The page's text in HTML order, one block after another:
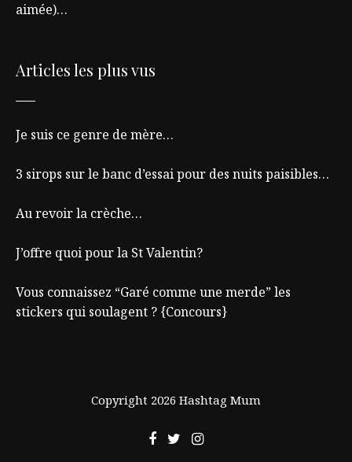
aimée)…
Articles les plus vus
Je suis ce genre de mère…
3 sirops sur le banc d’essai pour des nuits paisibles…
Au revoir la crèche…
J’offre quoi pour la St Valentin?
Vous connaissez “Garé comme une merde” les
stickers qui soulagent ? {Concours}
Copyright 2026 Hashtag Mum